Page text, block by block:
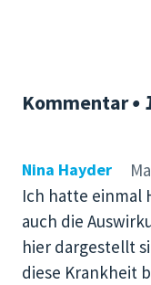
Kommentar•
Nina Hayder
Ich hatte einmal
auch die
hier dargestellt
diese Krankheit